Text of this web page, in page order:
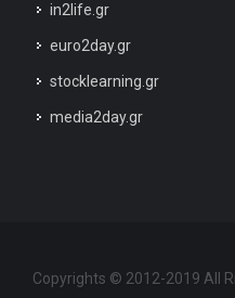
in2life.gr
euro2day.gr
stocklearning.gr
media2day.gr
Copyrights © 2012-2019 All